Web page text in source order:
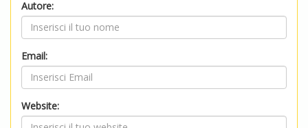
Autore:
Email:
Website: